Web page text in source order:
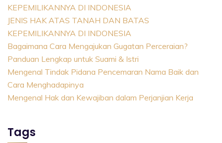
KEPEMILIKANNYA DI INDONESIA
JENIS HAK ATAS TANAH DAN BATAS
KEPEMILIKANNYA DI INDONESIA
Bagaimana Cara Mengajukan Gugatan Perceraian?
Panduan Lengkap untuk Suami & Istri
Mengenal Tindak Pidana Pencemaran Nama Baik dan
Cara Menghadapinya
Mengenal Hak dan Kewajiban dalam Perjanjian Kerja
Tags